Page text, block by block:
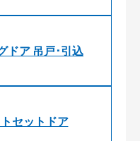
ドア 吊戸･引込
セットドア